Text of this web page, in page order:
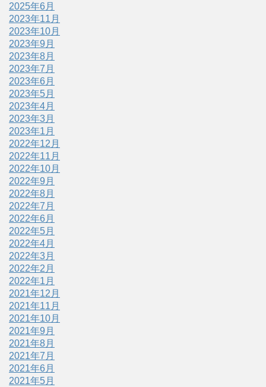
2025年6月
2023年11月
2023年10月
2023年9月
2023年8月
2023年7月
2023年6月
2023年5月
2023年4月
2023年3月
2023年1月
2022年12月
2022年11月
2022年10月
2022年9月
2022年8月
2022年7月
2022年6月
2022年5月
2022年4月
2022年3月
2022年2月
2022年1月
2021年12月
2021年11月
2021年10月
2021年9月
2021年8月
2021年7月
2021年6月
2021年5月